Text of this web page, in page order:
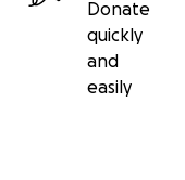
Donate
quickly
and
easily